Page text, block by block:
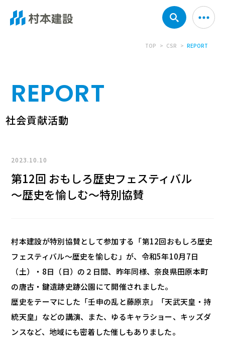
TOP CSR REPORT
REPORT
社会貢献活動
2023.10.10
第12回 おもしろ歴史フェスティバル
～歴史を愉しむ～特別協賛
村本建設が特別協賛として参加する「第12回おもしろ歴史
フェスティバル～歴史を愉しむ」が、令和5年10月7日
（土）・8日（日）の２日間、昨年同様、奈良県田原本町
の唐古・鍵遺跡史跡公園にて開催されました。
歴史をテーマにした「壬申の乱と藤原京」「天武天皇・持
統天皇」などの講演、また、ゆるキャラショー、キッズダ
ンスなど、地域にも密着した催しもありました。